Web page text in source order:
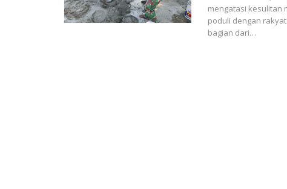
mengatasi kesulitan
poduli dengan
bagian dari…